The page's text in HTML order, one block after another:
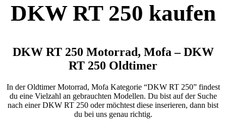
DKW RT 250 kaufen
DKW RT 250 Motorrad, Mofa – DKW
RT 250 Oldtimer
In der Oldtimer Motorrad, Mofa Kategorie “DKW RT 250” findest
du eine Vielzahl an gebrauchten Modellen. Du bist auf der Suche
nach einer DKW RT 250 oder möchtest diese inserieren, dann bist
du bei uns genau richtig.